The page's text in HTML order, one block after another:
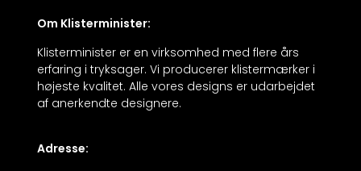
Om Klisterminister:
Klisterminister er en virksomhed med flere års
erfaring i tryksager. Vi producerer klistermærker i
højeste kvalitet. Alle vores designs er udarbejdet
af anerkendte designere.
Adresse: